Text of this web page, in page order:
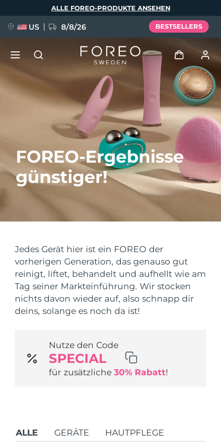
FOREO-Ergebnisse
günstiger!
Jedes Gerät hier ist ein FOREO der
vorherigen Generation, das genauso gut
reinigt, liftet, behandelt und aufhellt wie am
Tag seiner Markteinführung. Wir stocken
nichts davon wieder auf, also schnapp dir
deins, solange es noch da ist!
Nutze den Code
SPECIAL
für zusätzliche30% Rabatt!
ALLE GERÄTE HAUTPFLEGE
ALLE FOREO-PRODUKTE ANSEHEN
US 8/8/26 BESTSELLERS
Anmelden
Benutzerkonto
Meine Geräte
Meine Bestellungen
Meine Adressen
Meine Abonnements
NEU
FAQ™ Pure Beauty-Tech Elixir
BREAKING NEWS
FAQ™ Dual LED Panel
BELIEBT
Sonderangebote Bestseller
Sprache
Deutsch
Español
Français
Italiano
Português
Polski
Svenska
Русский
Türkçe
简体中文 繁體中文
Versandland
Vereinigte Staaten Erwartete Lieferung
Vereinigtes
Königreich
Erwartete Lieferung
Spanien Erwartete Lieferung
Frankreich Erwartete Lieferung